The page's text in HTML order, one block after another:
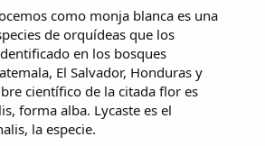
como monja blanca es una
de orquídeas que los
en los bosques
El Salvador, Honduras y
científico de la citada flor es
forma alba. Lycaste es el
la especie.